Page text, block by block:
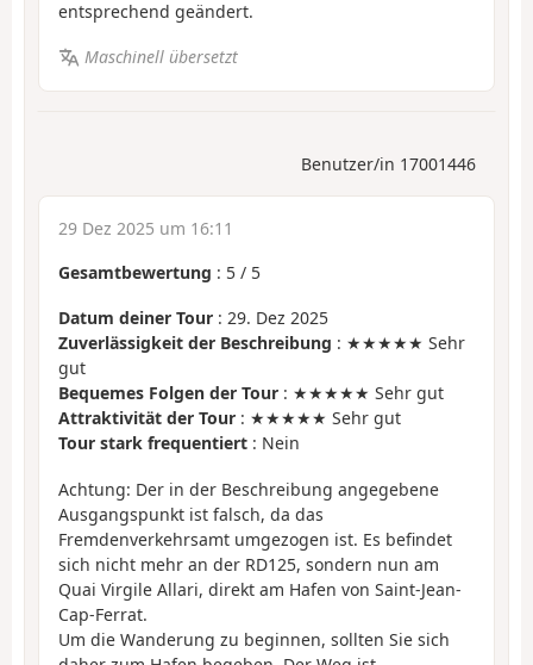
entsprechend geändert.
Maschinell übersetzt
Benutzer/in 17001446
29 Dez 2025 um 16:11
Gesamtbewertung : 5 / 5
Datum deiner Tour : 29. Dez 2025
Zuverlässigkeit der Beschreibung : ★★★★★ Sehr
gut
Bequemes Folgen der Tour : ★★★★★ Sehr gut
Attraktivität der Tour : ★★★★★ Sehr gut
Tour stark frequentiert : Nein
Achtung: Der in der Beschreibung angegebene
Ausgangspunkt ist falsch, da das
Fremdenverkehrsamt umgezogen ist. Es befindet
sich nicht mehr an der RD125, sondern nun am
Quai Virgile Allari, direkt am Hafen von Saint-Jean-
Cap-Ferrat.
Um die Wanderung zu beginnen, sollten Sie sich